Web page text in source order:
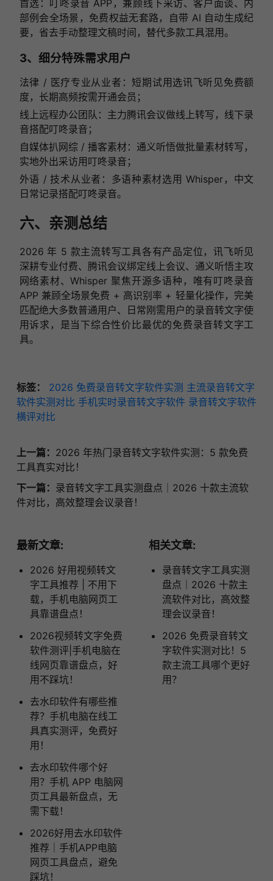
首选：叮咚录音 APP，兼顾线下采访、客户面谈、内
部例会全场景，免费权益无套路，自带 AI 自动生成纪
要，省去手动整理文稿时间，替代多款工具混用。
3、细分特殊需求用户
法律 / 医疗专业从业者：短期试用选讯飞听见免费额
度，长期高频按需开通会员；
线上远程办公团队：主力腾讯会议做线上转写，线下录
音搭配叮咚录音；
自媒体扒网综 / 播客素材：通义听悟做批量素材转写，
实地外出采访用叮咚录音；
外语 / 技术从业者：多语种素材选用 Whisper，中文
日常记录搭配叮咚录音。
六、亲测总结
2026 年 5 款主流转写工具各有产品定位，讯飞听见
深耕专业付费、腾讯会议绑定线上会议、通义听悟主攻
网络素材、Whisper 聚焦开源多语种，唯有叮咚录音
APP 兼顾全场景免费 + 高识别率 + 轻量化操作，完美
匹配绝大多数普通用户、日常刚需用户的录音转文字使
用诉求，是当下综合性价比最优的免费录音转文字工
具。
标签： 2026 免费录音转文字软件实测 主流录音转文字
软件实测对比 手机实时录音转文字软件 录音转文字软件
横评对比
上一篇： 2026 年热门录音转文字软件实测：5 款免费
工具真实对比！
下一篇： 录音转文字工具实测盘点｜2026 十款主流软
件对比，高效整理会议录音！
最新文章:
2026 好用视频转文
字工具推荐 | 不用下
载，手机电脑网页工
具靠谱盘点！
2026视频转文字免费
软件测评|手机电脑在
线网页靠谱盘点，好
用不踩坑！
去水印软件有哪些推
荐？手机电脑在线工
具真实测评，免费好
用！
去水印软件哪个好
用？手机 APP 电脑网
页工具最新盘点，无
需下载！
2026好用去水印软件
推荐｜手机APP电脑
网页工具盘点，避免
踩坑！
相关文章:
录音转文字工具实测
盘点｜2026 十款主
流软件对比，高效整
理会议录音！
2026 免费录音转文
字软件实测对比！5
款主流工具哪个更好
用？